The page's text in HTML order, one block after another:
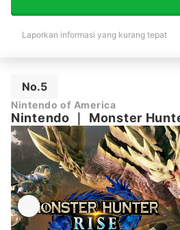
Laporkan informasi yang kurang tepat
No.5
Nintendo of America
Nintendo Monster